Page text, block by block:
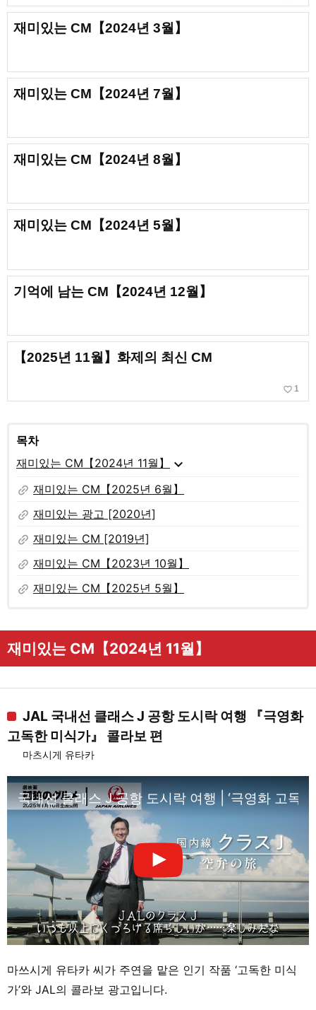
재미있는 CM【2024년 3월】
재미있는 CM【2024년 7월】
재미있는 CM【2024년 8월】
재미있는 CM【2024년 5월】
기억에 남는 CM【2024년 12월】
【2025년 11월】화제의 최신 CM
favorite_border 1
목차
재미있는 CM【2024년 11월】
expand_more
link 재미있는 CM【2025년 6월】
link 재미있는 광고 [2020년]
link 재미있는 CM [2019년]
link 재미있는 CM【2023년 10월】
link 재미있는 CM【2025년 5월】
재미있는 CM【2024년 11월】
JAL 국내선 클래스 J 공항 도시락 여행 『극영화
고독한 미식가』 콜라보 편
마츠시게 유타카
국내선 클래스 J 공항 도시락 여행 | ‘극영화 고독
마쓰시게 유타카 씨가 주연을 맡은 인기 작품 ‘고독한 미식
가’와 JAL의 콜라보 광고입니다.